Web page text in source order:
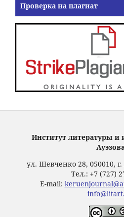
Проверка на плагиат
Институт литературы и
Ауэзова
ул. Шевченко 28, 050010,
Тел.: +7 (727)
E-mail: